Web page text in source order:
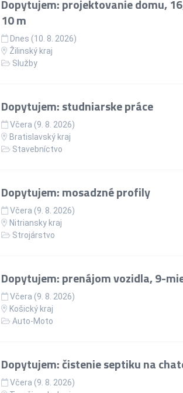
Dopytujem: projektovanie domu,
10 m
Dnes (10. 8. 2026)
Žilinský kraj
Služby
Dopytujem: studniarske práce
Včera (9. 8. 2026)
Bratislavský kraj
Stavebníctvo
Dopytujem: mosadzné profily
Včera (9. 8. 2026)
Nitriansky kraj
Strojárstvo
Dopytujem: prenájom vozidla, 9-
Včera (9. 8. 2026)
Košický kraj
Auto-Moto
Dopytujem: čistenie septiku na
Včera (9. 8. 2026)